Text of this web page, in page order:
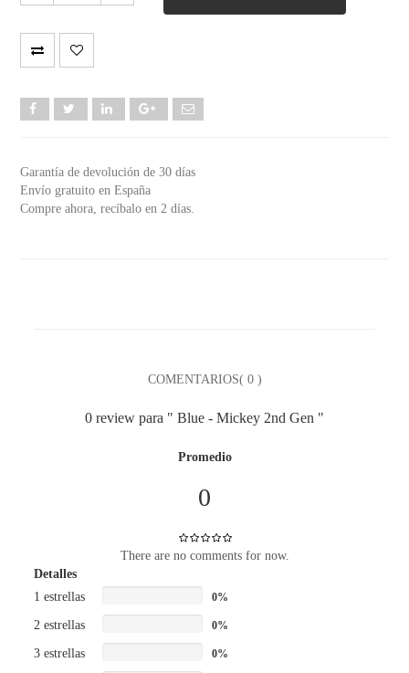
Garantía de devolución de 30 días
Envío gratuito en España
Compre ahora, recíbalo en 2 días.
COMENTARIOS( 0 )
0 review para " Blue - Mickey 2nd Gen "
Promedio
0
There are no comments for now.
Detalles
1 estrellas
0%
2 estrellas 0%
3 estrellas 0%